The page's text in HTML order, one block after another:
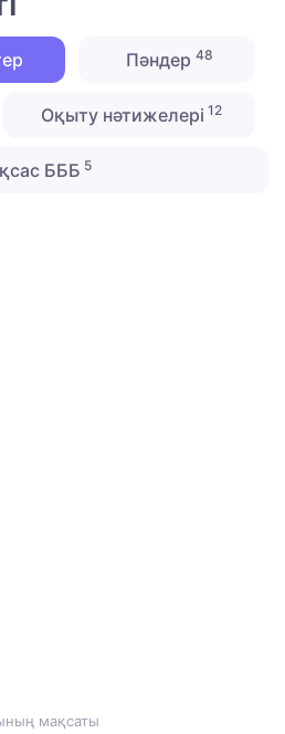
Пәндер 48
Оқыту нәтижелері 12
БББ 5
мақсаты